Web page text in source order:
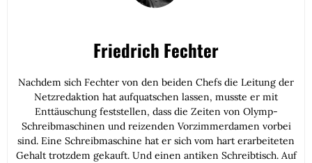
Friedrich Fechter
Nachdem sich Fechter von den beiden Chefs die Leitung der
Netzredaktion hat aufquatschen lassen, musste er mit
Enttäuschung feststellen, dass die Zeiten von Olymp-
Schreibmaschinen und reizenden Vorzimmerdamen vorbei
sind. Eine Schreibmaschine hat er sich vom hart erarbeiteten
Gehalt trotzdem gekauft. Und einen antiken Schreibtisch. Auf